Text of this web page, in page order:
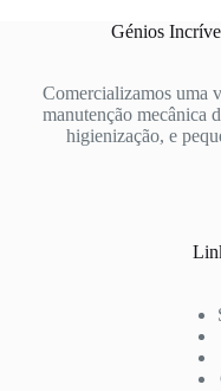
Génios
Comercializamos uma
manutenção mecânica
higienização, e